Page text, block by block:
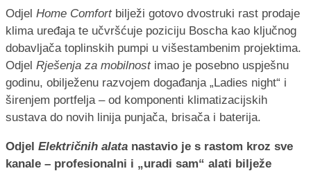
Odjel Home Comfortbilježi gotovo dvostruki rast prodaje
klima uređaja te učvršćuje poziciju Boscha kao ključnog
dobavljača toplinskih pumpi u višestambenim projektima.
Odjel Rješenja za mobilnostimao je posebno uspješnu
godinu, obilježenu razvojem događanja „Ladies night“ i
širenjem portfelja – od komponenti klimatizacijskih
sustava do novih linija punjača, brisača i baterija.
Odjel Električnih alata nastavio je s rastom kroz sve
kanale – profesionalni i „uradi sam“ alati bilježe